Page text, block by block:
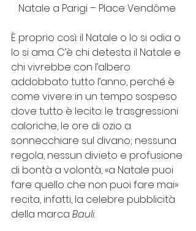
Natale a Parigi – Place Vendôme
È proprio così: il Natale o lo si odia o
lo si ama. C’è chi detesta il Natale e
chi vivrebbe con l’albero
addobbato tutto l’anno, perché è
come vivere in un tempo sospeso
dove tutto è lecito: le trasgressioni
caloriche, le ore di ozio a
sonnecchiare sul divano; nessuna
regola, nessun divieto e profusione
di bontà a volontà, «a Natale puoi
fare quello che non puoi fare mai»
recita, infatti, la celebre pubblicità
della marca Bauli.